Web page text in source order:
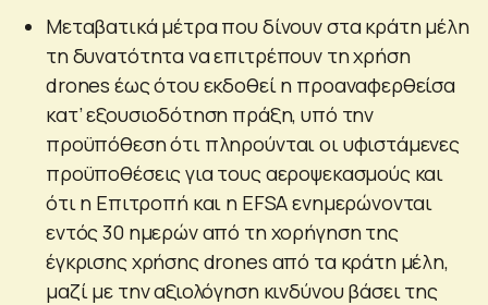
Μεταβατικά μέτρα που δίνουν στα κράτη μέλη
τη δυνατότητα να επιτρέπουν τη χρήση
drones έως ότου εκδοθεί η προαναφερθείσα
κατ’ εξουσιοδότηση πράξη, υπό την
προϋπόθεση ότι πληρούνται οι υφιστάμενες
προϋποθέσεις για τους αεροψεκασμούς και
ότι η Επιτροπή και η EFSA ενημερώνονται
εντός 30 ημερών από τη χορήγηση της
έγκρισης χρήσης drones από τα κράτη μέλη,
μαζί με την αξιολόγηση κινδύνου βάσει της